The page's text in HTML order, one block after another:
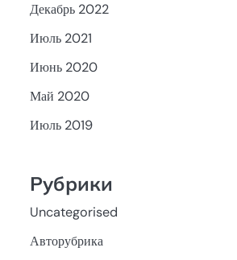
Декабрь 2022
Июль 2021
Июнь 2020
Май 2020
Июль 2019
Рубрики
Uncategorised
Авторубрика